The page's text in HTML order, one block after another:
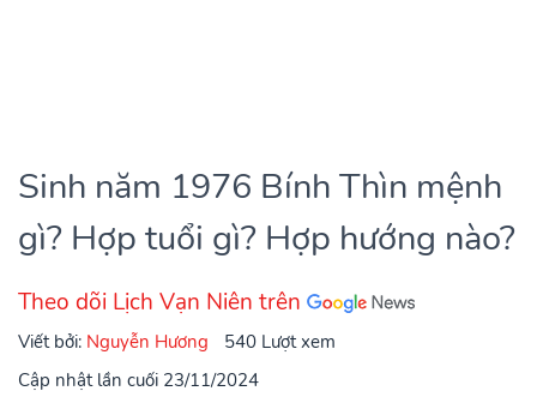
Sinh năm 1976 Bính Thìn mệnh
gì? Hợp tuổi gì? Hợp hướng nào?
Theo dõi Lịch Vạn Niên trên
Viết bởi: Nguyễn Hương
540 Lượt xem
Cập nhật lần cuối 23/11/2024